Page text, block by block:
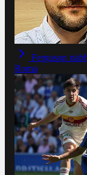
Ferguson
Roma